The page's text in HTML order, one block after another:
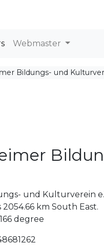
Webmaster
Bildungs- und
und Kulturverein
km South East.
degree